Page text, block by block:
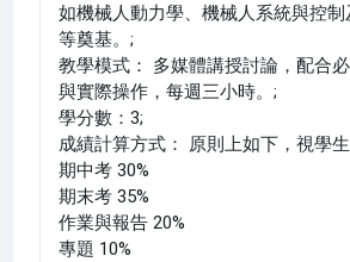
如機械人動力學、機械人系統與控制
等奠基。;
教學模式： 多媒體講授討論，配合
與實際操作，每週三小時。;
學分數：3;
成績計算方式： 原則上如下，視學
期中考 30%
期末考 35%
作業與報告 20%
專題 10%